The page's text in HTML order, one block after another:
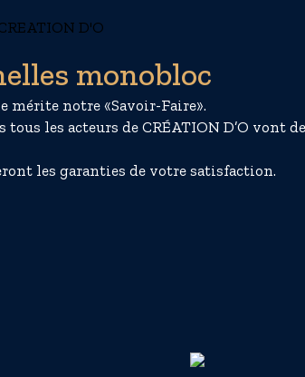
monobloc
mérite notre «Savoir-Faire».
les acteurs de CRÉATION D’O vont
les garanties de votre satisfaction.